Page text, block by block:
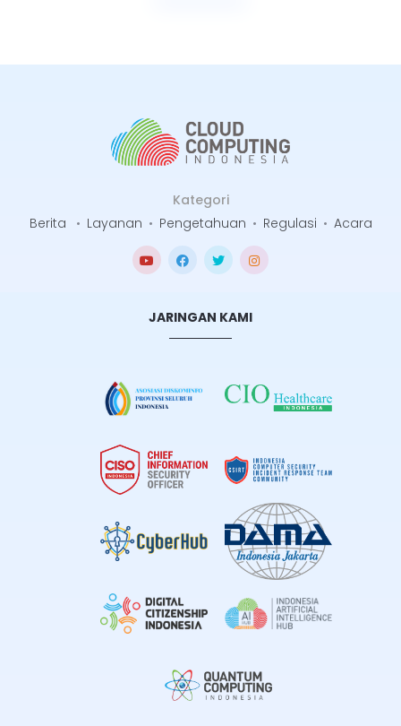
Kategori
Berita
• Layanan • Pengetahuan • Regulasi • Acara
JARINGAN KAMI